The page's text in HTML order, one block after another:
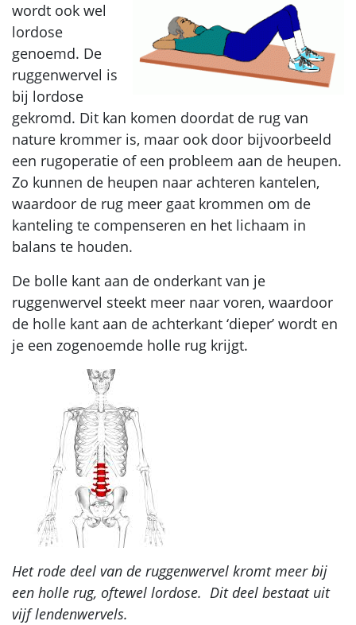
wordt ook wel
lordose
genoemd. De
ruggenwervel is
bij lordose
gekromd. Dit kan komen doordat de rug van
nature krommer is, maar ook door bijvoorbeeld
een rugoperatie of een probleem aan de heupen.
Zo kunnen de heupen naar achteren kantelen,
waardoor de rug meer gaat krommen om de
kanteling te compenseren en het lichaam in
balans te houden.
De bolle kant aan de onderkant van je
ruggenwervel steekt meer naar voren, waardoor
de holle kant aan de achterkant ‘dieper’ wordt en
je een zogenoemde holle rug krijgt.
Het rode deel van de ruggenwervel kromt meer bij
een holle rug, oftewel lordose. Dit deel bestaat uit
vijf lendenwervels.